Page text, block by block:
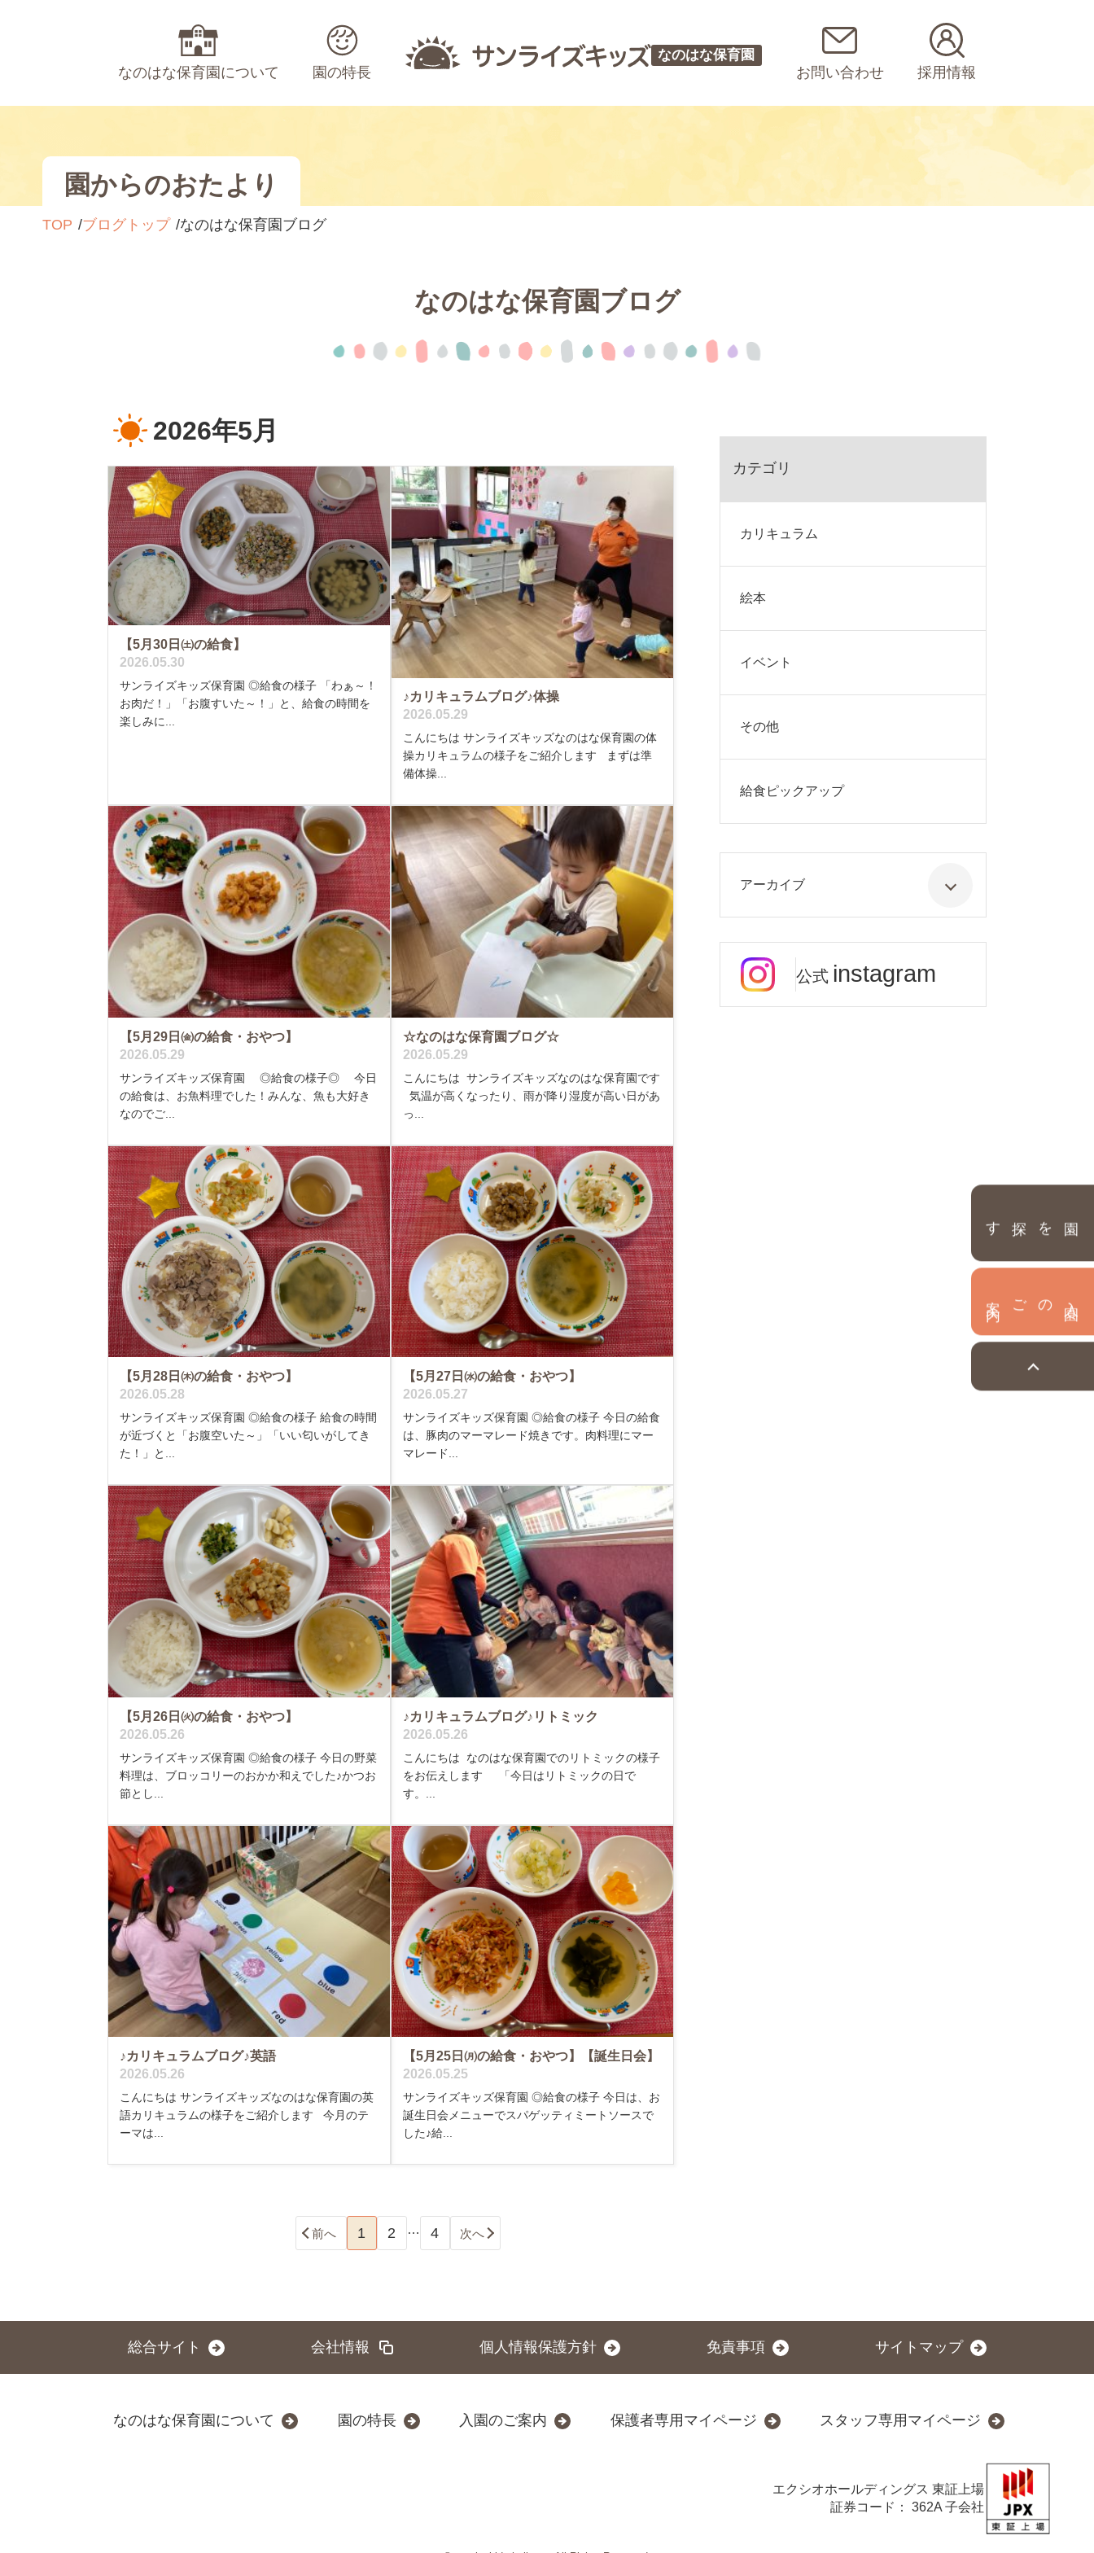
なのはな保育園について 園の特長
なのはな保育園
お問い合わせ 採用情報
園を探す
園からのおたより
TOP ブログトップ なのはな保育園ブログ
なのはな保育園ブログ
2026年5月
【5月30日㈯の給食】
2026.05.30
サンライズキッズ保育園 ◎給食の様子 「わぁ～！
お肉だ！」「お腹すいた～！」と、給食の時間を
楽しみに...
♪カリキュラムブログ♪体操
2026.05.29
こんにちは サンライズキッズなのはな保育園の体
操カリキュラムの様子をご紹介します まずは準
備体操...
【5月29日㈮の給食・おやつ】
2026.05.29
サンライズキッズ保育園 ◎給食の様子◎ 今日
の給食は、お魚料理でした！みんな、魚も大好き
なのでご...
☆なのはな保育園ブログ☆
2026.05.29
こんにちは サンライズキッズなのはな保育園です
気温が高くなったり、雨が降り湿度が高い日があ
っ...
【5月28日㈭の給食・おやつ】
2026.05.28
サンライズキッズ保育園 ◎給食の様子 給食の時間
が近づくと「お腹空いた～」「いい匂いがしてき
た！」と...
【5月27日㈬の給食・おやつ】
2026.05.27
サンライズキッズ保育園 ◎給食の様子 今日の給食
は、豚肉のマーマレード焼きです。肉料理にマー
マレード...
【5月26日㈫の給食・おやつ】
2026.05.26
サンライズキッズ保育園 ◎給食の様子 今日の野菜
料理は、ブロッコリーのおかか和えでした♪かつお
節とし...
♪カリキュラムブログ♪リトミック
2026.05.26
こんにちは なのはな保育園でのリトミックの様子
をお伝えします 「今日はリトミックの日で
す。...
♪カリキュラムブログ♪英語
2026.05.26
こんにちは サンライズキッズなのはな保育園の英
語カリキュラムの様子をご紹介します 今月のテ
ーマは...
【5月25日㈪の給食・おやつ】【誕生日会】
2026.05.25
サンライズキッズ保育園 ◎給食の様子 今日は、お
誕生日会メニューでスパゲッティミートソースで
した♪給...
前へ 1 2 … 4 次へ
カテゴリ
カリキュラム
絵本
イベント
その他
給食ピックアップ
アーカイブ
公式 instagram
総合サイト 会社情報 個人情報保護方針 免責事項 サイトマップ
なのはな保育園について 園の特長 入園のご案内 保護者専用マイページ スタッフ専用マイページ
エクシオホールディングス 東証上場
証券コード： 362A 子会社